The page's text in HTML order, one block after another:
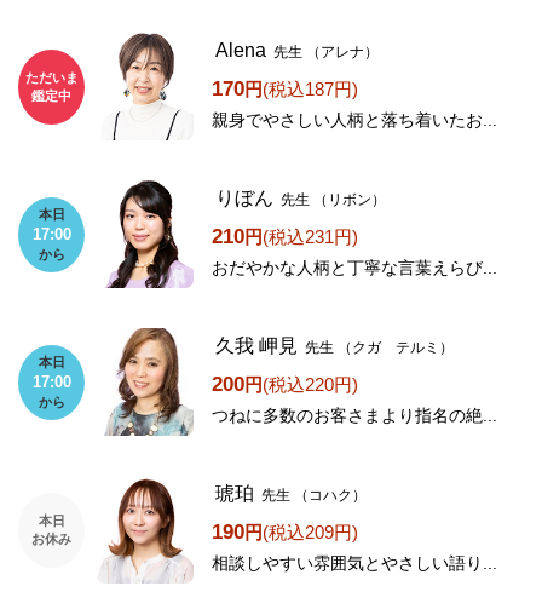
ただいま
鑑定中
Alena 先生 （アレナ）
170円(税込187円)
親身でやさしい人柄と落ち着いたお...
本日
17:00
から
りぼん 先生 （リボン）
210円(税込231円)
おだやかな人柄と丁寧な言葉えらび...
本日
17:00
から
久我 岬見 先生 （クガ テルミ）
200円(税込220円)
つねに多数のお客さまより指名の絶...
本日
お休み
琥珀 先生 （コハク）
190円(税込209円)
相談しやすい雰囲気とやさしい語り...